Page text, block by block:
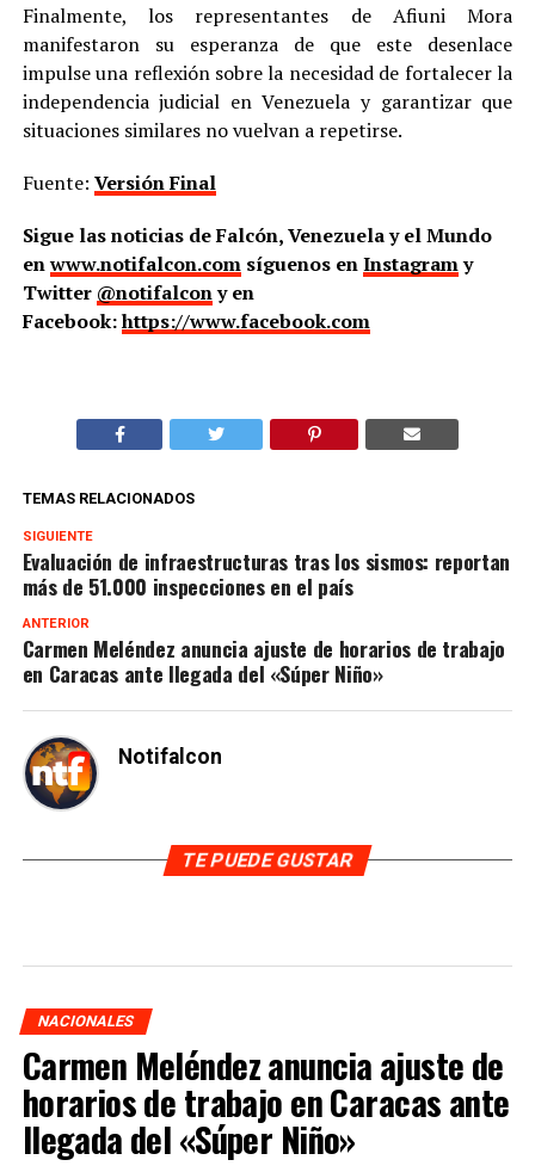
Finalmente, los representantes de Afiuni Mora
manifestaron su esperanza de que este desenlace
impulse una reflexión sobre la necesidad de fortalecer la
independencia judicial en Venezuela y garantizar que
situaciones similares no vuelvan a repetirse.
Fuente: Versión Final
Sigue las noticias de Falcón, Venezuela y el Mundo
enwww.notifalcon.comsíguenos enInstagramy
Twitter @notifalcony en
Facebook:https://www.facebook.com
TEMAS RELACIONADOS
SIGUIENTE
Evaluación de infraestructuras tras los sismos: reportan
más de 51.000 inspecciones en el país
ANTERIOR
Carmen Meléndez anuncia ajuste de horarios de trabajo
en Caracas ante llegada del «Súper Niño»
Notifalcon
TE PUEDE GUSTAR
NACIONALES
Carmen Meléndez anuncia ajuste de
horarios de trabajo en Caracas ante
llegada del «Súper Niño»